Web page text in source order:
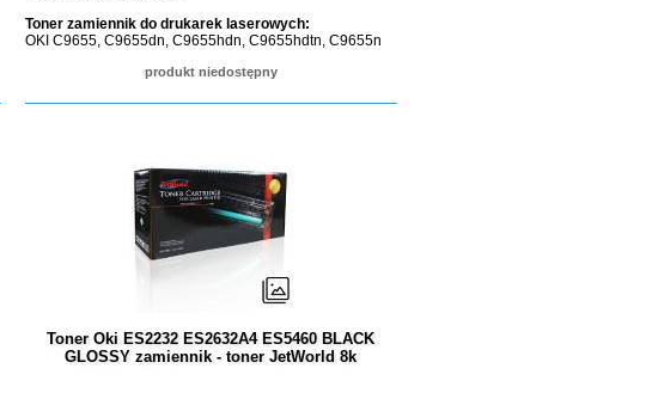
Toner zamiennik do drukarek laserowych:
OKI C9655, C9655dn, C9655hdn, C9655hdtn, C9655n
produkt niedostępny
Toner Oki ES2232 ES2632A4 ES5460 BLACK
GLOSSY zamiennik - toner JetWorld 8k